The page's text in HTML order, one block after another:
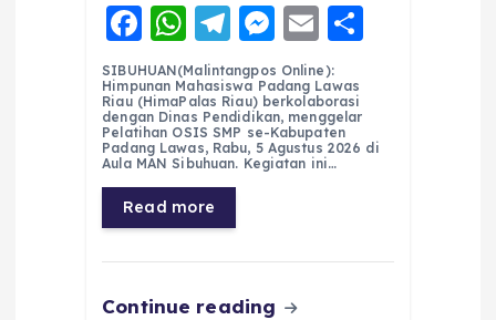
F
a
c
e
b
o
o
k
W
h
a
ts
A
p
p
T
el
e
g
r
a
m
M
e
ss
e
n
E
m
ai
l
re
SIBUHUAN(Malintangpos Online):
Himpunan Mahasiswa Padang Lawas
Riau (HimaPalas Riau) berkolaborasi
dengan Dinas Pendidikan, menggelar
Pelatihan OSIS SMP se-Kabupaten
Padang Lawas, Rabu, 5 Agustus 2026 di
Aula MAN Sibuhuan. Kegiatan ini…
Read more
Continue reading